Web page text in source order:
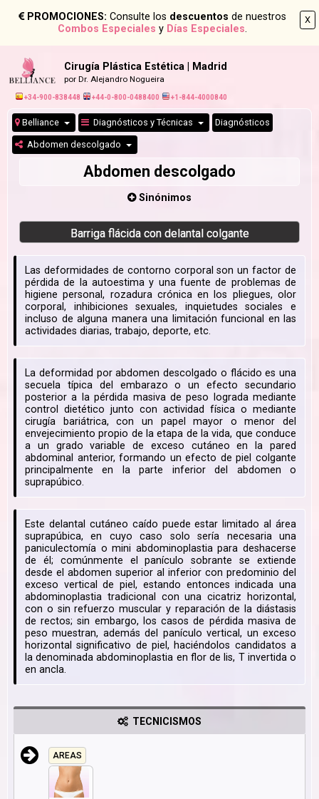
X
PROMOCIONES: Consulte los descuentos de nuestros
Combos Especiales y Días Especiales.
Cirugía Plástica Estética | Madrid
por Dr. Alejandro Nogueira
+34-900-838448 +44-0-800-0488400 +1-844-4000840
Belliance Diagnósticos y Técnicas Diagnósticos
Abdomen descolgado
Abdomen descolgado
Sinónimos
Barriga flácida con delantal colgante
Las deformidades de contorno corporal son un factor de
pérdida de la autoestima y una fuente de problemas de
higiene personal, rozadura crónica en los pliegues, olor
corporal, inhibiciones sexuales, inquietudes sociales e
incluso de alguna manera una limitación funcional en las
actividades diarias, trabajo, deporte, etc.
La deformidad por abdomen descolgado o flácido es una
secuela típica del embarazo o un efecto secundario
posterior a la pérdida masiva de peso lograda mediante
control dietético junto con actividad física o mediante
cirugía bariátrica, con un papel mayor o menor del
envejecimiento propio de la etapa de la vida, que conduce
a un grado variable de exceso cutáneo en la pared
abdominal anterior, formando un efecto de piel colgante
principalmente en la parte inferior del abdomen o
suprapúbico.
Este delantal cutáneo caído puede estar limitado al área
suprapúbica, en cuyo caso solo sería necesaria una
paniculectomía o mini abdominoplastia para deshacerse
de él; comúnmente el panículo sobrante se extiende
desde el abdomen superior al inferior con predominio del
exceso vertical de piel, estando entonces indicada una
abdominoplastia tradicional con una cicatriz horizontal,
con o sin refuerzo muscular y reparación de la diástasis
de rectos; sin embargo, los casos de pérdida masiva de
peso muestran, además del panículo vertical, un exceso
horizontal significativo de piel, haciéndolos candidatos a
la denominada abdominoplastia en flor de lis, T invertida o
en ancla.
TECNICISMOS
AREAS